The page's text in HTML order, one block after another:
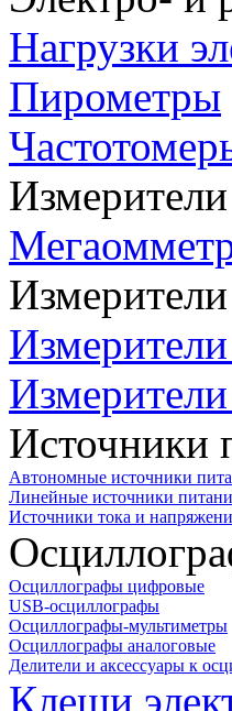
Нагрузки
Пирометры
Источники
Автономные источники
Линейные источники
Источники тока и
Осциллографы цифровые
USB-осциллографы
Осциллографы-мультиметры
Осциллографы аналоговые
Делители и аксессуары к
Клещи